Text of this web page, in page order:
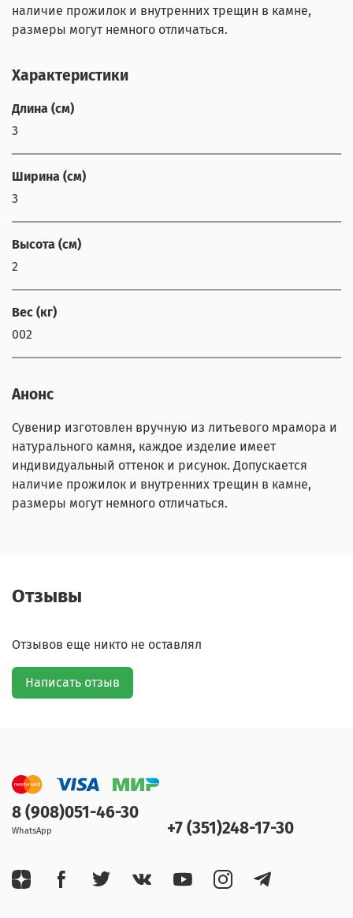
наличие прожилок и внутренних трещин в камне,
размеры могут немного отличаться.
Характеристики
Длина (см)
3
Ширина (см)
3
Высота (см)
2
Вес (кг)
002
Анонс
Сувенир изготовлен вручную из литьевого мрамора и
натурального камня, каждое изделие имеет
индивидуальный оттенок и рисунок. Допускается
наличие прожилок и внутренних трещин в камне,
размеры могут немного отличаться.
Отзывы
Отзывов еще никто не оставлял
Написать отзыв
8 (908)051-46-30
WhatsApp +7 (351)248-17-30